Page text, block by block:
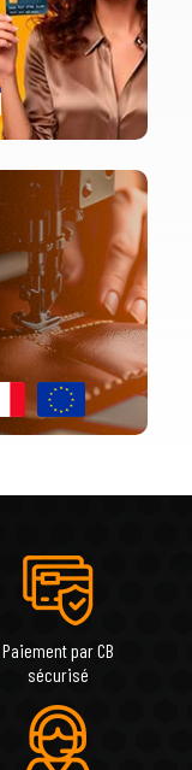
Paiement par CB
sécurisé